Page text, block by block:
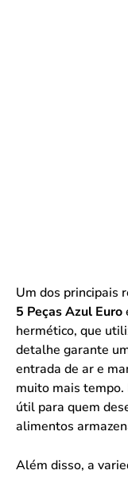
Um dos principais
5 Peças Azul Euro
hermético, que
detalhe garante
entrada de ar e
muito mais tempo.
útil para quem
alimentos
Além disso, a